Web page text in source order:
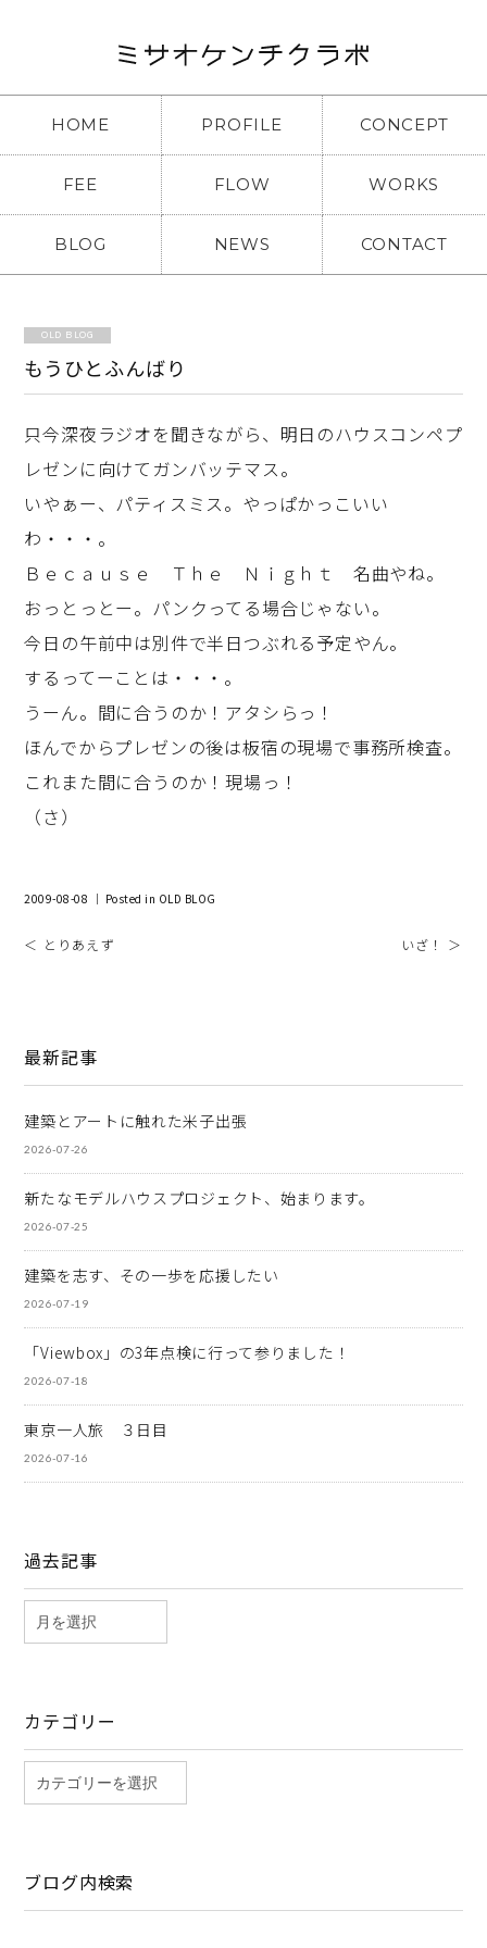
HOME PROFILE CONCEPT
FEE FLOW WORKS
BLOG NEWS CONTACT
OLD BLOG
もうひとふんばり
只今深夜ラジオを聞きながら、明日のハウスコンペプ
レゼンに向けてガンバッテマス。
いやぁー、パティスミス。やっぱかっこいい
わ・・・。
Ｂｅｃａｕｓｅ Ｔｈｅ Ｎｉｇｈｔ 名曲やね。
おっとっとー。パンクってる場合じゃない。
今日の午前中は別件で半日つぶれる予定やん。
するってーことは・・・。
うーん。間に合うのか！アタシらっ！
ほんでからプレゼンの後は板宿の現場で事務所検査。
これまた間に合うのか！現場っ！
（さ）
2009-08-08 ｜ Posted in OLD BLOG
＜ とりあえず いざ！ ＞
最新記事
建築とアートに触れた米子出張
2026-07-26
新たなモデルハウスプロジェクト、始まります。
2026-07-25
建築を志す、その一歩を応援したい
2026-07-19
「Viewbox」の3年点検に行って参りました！
2026-07-18
東京一人旅 ３日目
2026-07-16
過去記事
カテゴリー
ブログ内検索